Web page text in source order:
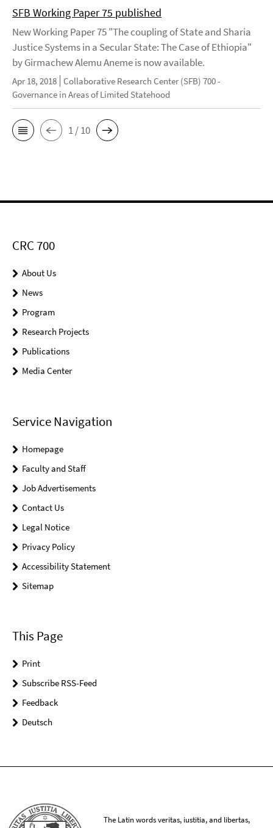
SFB Working Paper 75 published
New Working Paper 75 "The coupling of State and Sharia
Justice Systems in a Secular State: The Case of Ethiopia"
by Girmachew Alemu Aneme is now available.
Apr 18, 2018 Collaborative Research Center (SFB) 700 -
Governance in Areas of Limited Statehood
1 / 10
CRC 700
About Us
News
Program
Research Projects
Publications
Media Center
Service Navigation
Homepage
Faculty and Staff
Job Advertisements
Contact Us
Legal Notice
Privacy Policy
Accessibility Statement
Sitemap
This Page
Print
Subscribe RSS-Feed
Feedback
Deutsch
The Latin words veritas, iustitia, and libertas,